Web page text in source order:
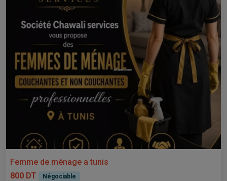
Femme de ménage a tunis
800 DT
Négociable